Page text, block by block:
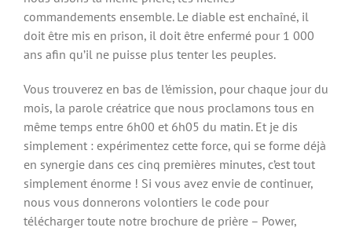
commandements ensemble. Le diable est enchaîné, il
doit être mis en prison, il doit être enfermé pour 1 000
ans afin qu’il ne puisse plus tenter les peuples.
Vous trouverez en bas de l’émission, pour chaque jour du
mois, la parole créatrice que nous proclamons tous en
même temps entre 6h00 et 6h05 du matin. Et je dis
simplement : expérimentez cette force, qui se forme déjà
en synergie dans ces cinq premières minutes, c’est tout
simplement énorme ! Si vous avez envie de continuer,
nous vous donnerons volontiers le code pour
télécharger toute notre brochure de prière – Power,